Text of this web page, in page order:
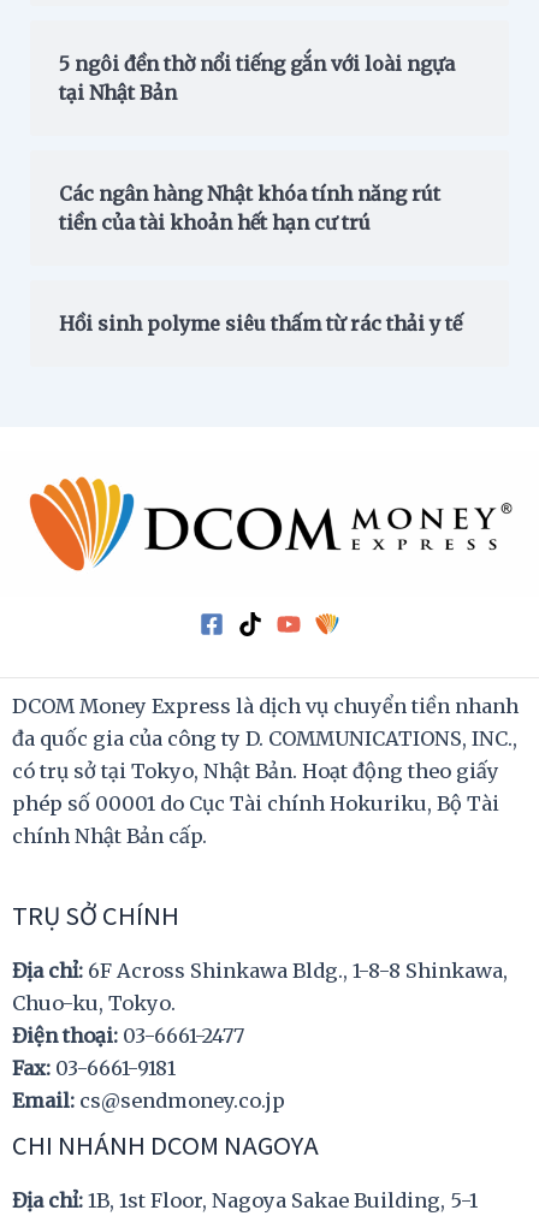
5 ngôi đền thờ nổi tiếng gắn với loài ngựa
tại Nhật Bản
Các ngân hàng Nhật khóa tính năng rút
tiền của tài khoản hết hạn cư trú
Hồi sinh polyme siêu thấm từ rác thải y tế
DCOM Money Express là dịch vụ chuyển tiền nhanh
đa quốc gia của công ty D. COMMUNICATIONS, INC.,
có trụ sở tại Tokyo, Nhật Bản. Hoạt động theo giấy
phép số 00001 do Cục Tài chính Hokuriku, Bộ Tài
chính Nhật Bản cấp.
TRỤ SỞ CHÍNH
Địa chỉ: 6F Across Shinkawa Bldg., 1-8-8 Shinkawa,
Chuo-ku, Tokyo.
Điện thoại: 03-6661-2477
Fax: 03-6661-9181
Email: cs@sendmoney.co.jp
CHI NHÁNH DCOM NAGOYA
Địa chỉ: 1B, 1st Floor, Nagoya Sakae Building, 5-1